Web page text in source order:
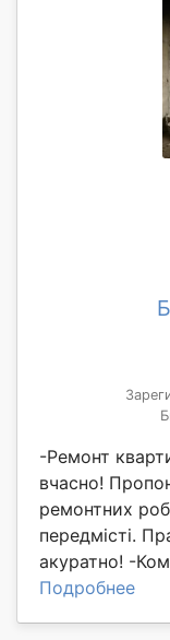
-Ремонт
вчасно!
ремонтних
передмісті.
акуратно! -
Подробнее